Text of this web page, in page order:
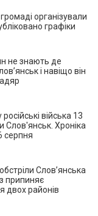
організували
графіки
не знають де
і навіщо він
війська 13
Слов'янськ. Хроніка
серпня
Слов’янська
припиняє
двох районів